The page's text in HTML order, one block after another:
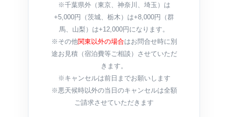
※千葉県外（東京、神奈川、埼玉）は
+5,000円（茨城、栃木）は+8,000円（群
馬、山梨）は+12,000円になります。
※その他関東以外の場合はお問合せ時に別
途お見積（宿泊費等ご相談）させていただ
きます。
※キャンセルは前日までお願いします
※悪天候時以外の当日のキャンセルは全額
ご請求させていただきます